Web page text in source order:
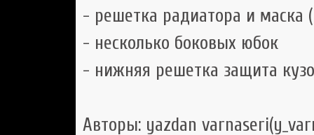
- решетка радиатора и маска
- несколько боковых юбок
- нижняя решетка защита
Авторы: yazdan